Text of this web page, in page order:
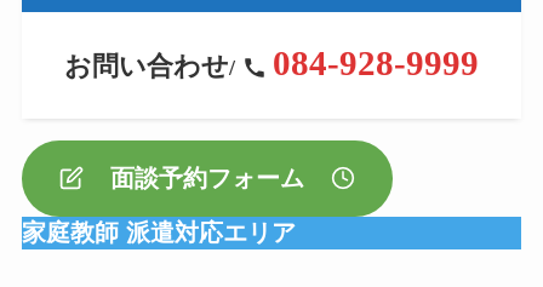
お問い合わせ/ 084-928-9999
面談予約フォーム
家庭教師 派遣対応エリア